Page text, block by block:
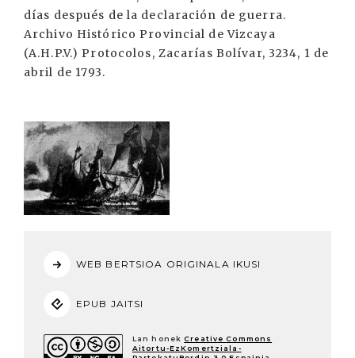
días después de la declaración de guerra.
Archivo Histórico Provincial de Vizcaya
(A.H.P.V.) Protocolos, Zacarías Bolívar, 3234, 1 de
abril de 1793.
WEB BERTSIOA ORIGINALA IKUSI
EPUB JAITSI
Lan honek Creative Commons
Aitortu-EzKomertziala-